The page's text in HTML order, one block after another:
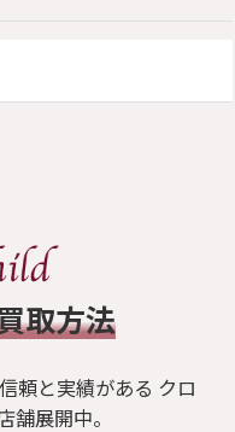
取方法
頼と実績がある クロ
舗展開中。